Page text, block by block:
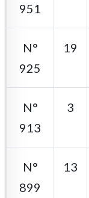
951
N°
925
19
N°
913
3
N°
899
13